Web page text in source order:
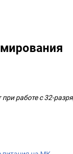
работе с 32-